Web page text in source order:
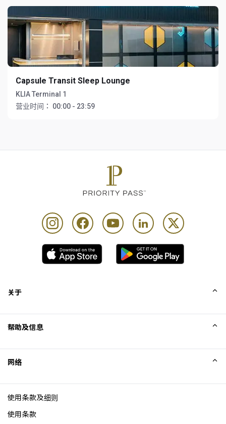
Capsule Transit Sleep Lounge
KLIA Terminal 1
营业时间：
00:00 - 23:59
关于
Excellence Awards
博客
帮助及信息
网络
使用条款及细则
使用条款